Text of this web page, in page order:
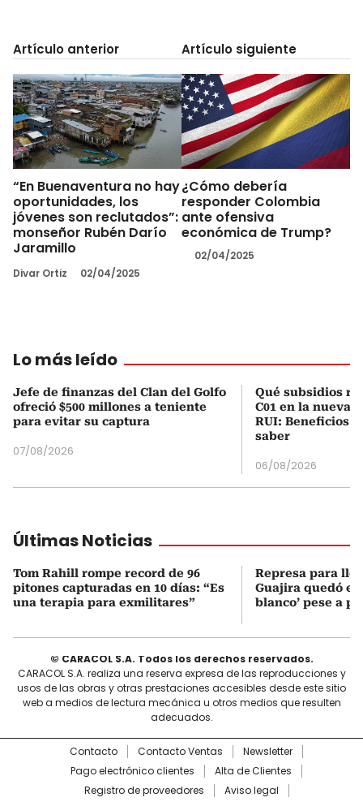
Artículo anterior
“En Buenaventura no hay
oportunidades, los
jóvenes son reclutados”:
monseñor Rubén Darío
Jaramillo
Divar Ortiz 02/04/2025
Artículo siguiente
¿Cómo debería
responder Colombia
ante ofensiva
económica de Trump?
02/04/2025
Lo más leído
Jefe de finanzas del Clan del Golfo
ofreció $500 millones a teniente
para evitar su captura
07/08/2026
Qué subsidios
C01 en la nueva
RUI: Beneficios
saber
06/08/2026
Últimas Noticias
Tom Rahill rompe record de 96
pitones capturadas en 10 días: “Es
una terapia para exmilitares”
Represa para
Guajira quedó en
blanco’ pese a
© CARACOL S.A. Todos los derechos reservados.
CARACOL S.A. realiza una reserva expresa de las reproducciones y
usos de las obras y otras prestaciones accesibles desde este sitio
web a medios de lectura mecánica u otros medios que resulten
adecuados.
Contacto Contacto Ventas
Newsletter
Pago electrónico clientes
Alta de Clientes
Registro de proveedores
Aviso legal